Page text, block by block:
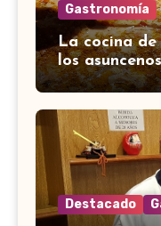
Gastronomía
La cocina de
los asuncenos
Destacado